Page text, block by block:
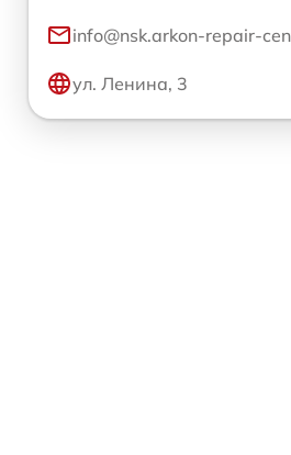
info@nsk.arkon-repair-
ул. Ленина, 3